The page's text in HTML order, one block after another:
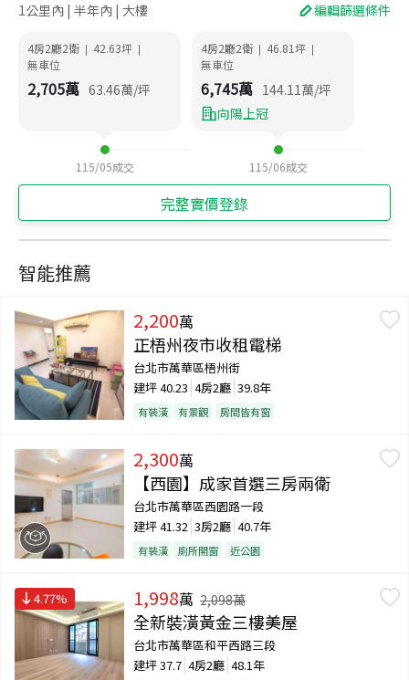
1公里內 | 半年內 | 大樓 編輯篩選條件
4房2廳2衛 | 42.63坪 |
無車位
2,705萬 63.46萬/坪
115/05成交
4房2廳2衛 | 46.81坪 |
無車位
6,745萬 144.11萬/坪
向陽上冠
115/06成交
完整實價登錄
智能推薦
2,200萬
正梧州夜市收租電梯
台北市萬華區梧州街
建坪40.23 4房2廳 39.8年
有裝潢 有景觀 房間皆有窗
2,300萬
【西園】成家首選三房兩衛
台北市萬華區西園路一段
建坪41.32 3房2廳 40.7年
有裝潢 廁所開窗 近公園
4.77% 1,998萬 2,098萬
全新裝潢黃金三樓美屋
台北市萬華區和平西路三段
建坪37.7 4房2廳 48.1年